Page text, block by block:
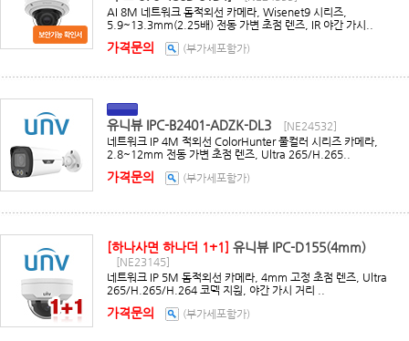
AI 8M 네트워크 돔적외선 카메라, Wisenet9 시리즈,
5.9~13.3mm(2.25배) 전동 가변 초점 렌즈, IR 야간 가시..
가격문의 (부가세포함가)
유니뷰 IPC-B2401-ADZK-DL3
[NE24532]
네트워크 IP 4M 적외선 ColorHunter 풀컬러 시리즈 카메라,
2.8~12mm 전동 가변 초점 렌즈, Ultra 265/H.265..
가격문의 (부가세포함가)
[하나사면 하나더 1+1] 유니뷰 IPC-D155(4mm)
[NE23145]
네트워크 IP 5M 돔적외선 카메라, 4mm 고정 초점 렌즈, Ultra
265/H.265/H.264 코덱 지원, 야간 가시 거리 ..
가격문의 (부가세포함가)